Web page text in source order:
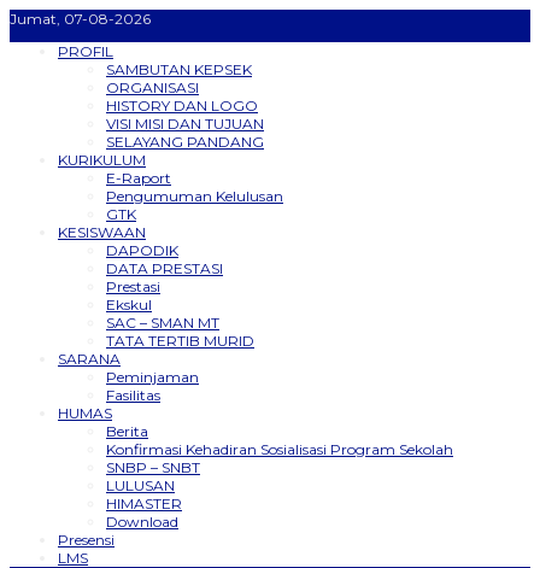
Jumat, 07-08-2026
PROFIL
SAMBUTAN KEPSEK
ORGANISASI
HISTORY DAN LOGO
VISI MISI DAN TUJUAN
SELAYANG PANDANG
KURIKULUM
E-Raport
Pengumuman Kelulusan
GTK
KESISWAAN
DAPODIK
DATA PRESTASI
Prestasi
Ekskul
SAC – SMAN MT
TATA TERTIB MURID
SARANA
Peminjaman
Fasilitas
HUMAS
Berita
Konfirmasi Kehadiran Sosialisasi Program Sekolah
SNBP – SNBT
LULUSAN
HIMASTER
Download
Presensi
LMS